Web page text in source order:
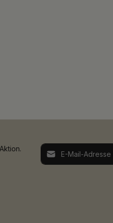
E-Mail-Adresse*